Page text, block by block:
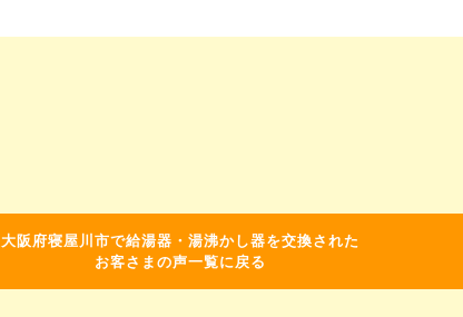
大阪府寝屋川市で給湯器・湯沸かし器を交換された
お客さまの声一覧に戻る